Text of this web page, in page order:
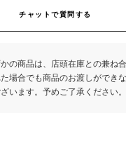
チャットで質問する
の商品は、店頭在庫との兼ね
場合でも商品のお渡しができ
います。予めご了承ください。